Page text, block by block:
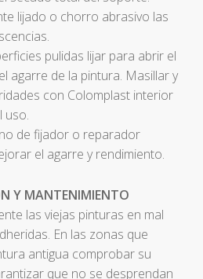
lijado o chorro abrasivo las
pulidas lijar para abrir el
agarre de la pintura. Masillar y
con Colomplast interior
uso.
de fijador o reparador
el agarre y rendimiento.
Y MANTENIMIENTO
las viejas pinturas en mal
En las zonas que
antigua comprobar su
que no se desprendan